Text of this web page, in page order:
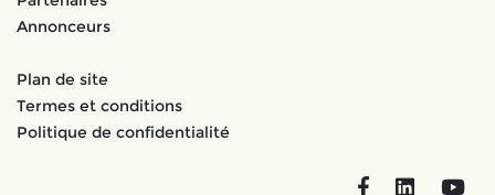
Annonceurs
Plan de site
Termes et conditions
Politique de confidentialité
FacebookLinkedIn